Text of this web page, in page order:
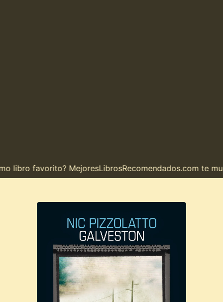
favorito? MejoresLibrosRecomendados.com te